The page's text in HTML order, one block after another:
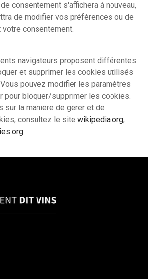
consentement s'affichera à nouveau,
de modifier vos préférences ou de
consentement.
navigateurs proposent différentes
et supprimer les cookies utilisés
pouvez modifier les paramètres
pour bloquer/supprimer les cookies.
sur la manière de gérer et de
consultez le site wikipedia.org,
.